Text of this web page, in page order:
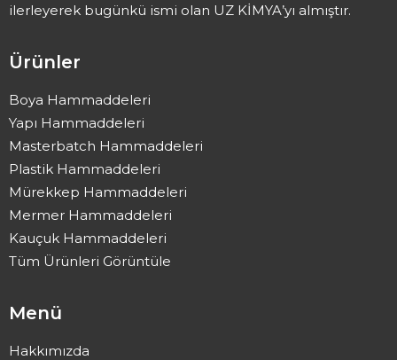
ilerleyerek bugünkü ismi olan UZ KİMYA’yı almıştır.
Ürünler
Boya Hammaddeleri
Yapı Hammaddeleri
Masterbatch Hammaddeleri
Plastik Hammaddeleri
Mürekkep Hammaddeleri
Mermer Hammaddeleri
Kauçuk Hammaddeleri
Tüm Ürünleri Görüntüle
Menü
Hakkımızda